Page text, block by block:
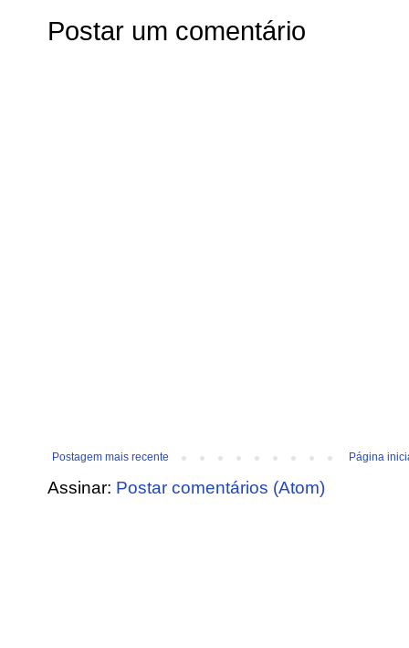
Postar um comentário
Postagem mais recente Página
Assinar: Postar comentários (Atom)